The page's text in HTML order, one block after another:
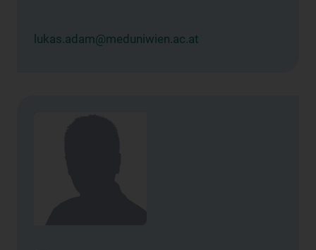
lukas.adam@meduniwien.ac.at